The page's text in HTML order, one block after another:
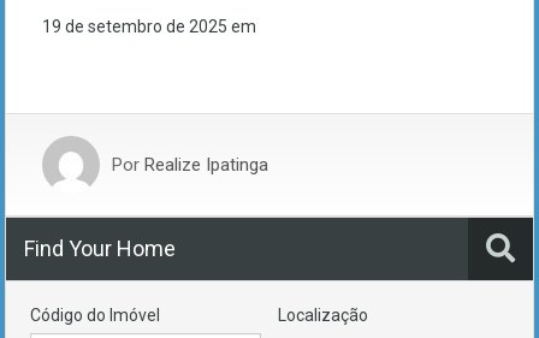
19 de setembro de 2025 em
Por Realize Ipatinga
Find Your Home
Código do Imóvel Localização